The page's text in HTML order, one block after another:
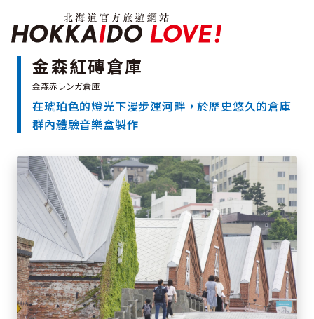
特輯
觀光景點
溫泉
推薦行程
區域指南
美食
預約
交通指南
北海道簡介
依旅遊主題搜尋
下雨也能盡興
七個國立公園
邂逅絕景
基礎知識
金森紅磚倉庫
在琥珀色的燈光下漫步運河畔，於歷史悠久的倉庫
群內體驗音樂盒製作